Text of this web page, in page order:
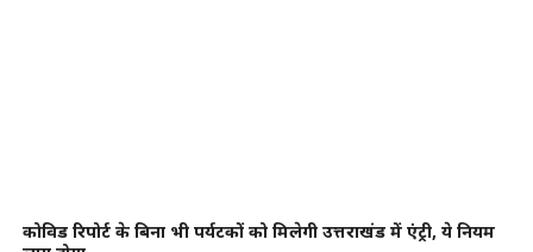
कोविड रिपोर्ट के बिना भी पर्यटकों को मिलेगी उत्तराखंड में एंट्री, ये नियम